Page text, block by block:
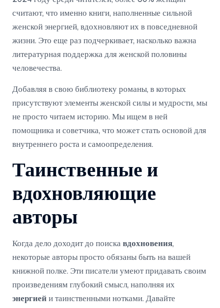
считают, что именно книги, наполненные сильной
женской энергией, вдохновляют их в повседневной
жизни. Это еще раз подчеркивает, насколько важна
литературная поддержка для женской половины
человечества.
Добавляя в свою библиотеку романы, в которых
присутствуют элементы женской силы и мудрости, мы
не просто читаем историю. Мы ищем в ней
помощника и советчика, что может стать основой для
внутреннего роста и самоопределения.
Таинственные и
вдохновляющие
авторы
Когда дело доходит до поиска вдохновения,
некоторые авторы просто обязаны быть на вашей
книжной полке. Эти писатели умеют придавать своим
произведениям глубокий смысл, наполняя их
энергией и таинственными нотками. Давайте